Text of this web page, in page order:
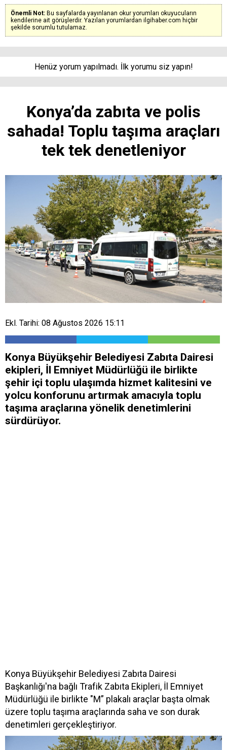
Önemli Not: Bu sayfalarda yayınlanan okur yorumları okuyucuların
kendilerine ait görüşlerdir. Yazılan yorumlardan ilgihaber.com hiçbir
şekilde sorumlu tutulamaz.
Henüz yorum yapılmadı. İlk yorumu siz yapın!
Konya’da zabıta ve polis
sahada! Toplu taşıma araçları
tek tek denetleniyor
Ekl. Tarihi: 08 Ağustos 2026 15:11
Konya Büyükşehir Belediyesi Zabıta Dairesi
ekipleri, İl Emniyet Müdürlüğü ile birlikte
şehir içi toplu ulaşımda hizmet kalitesini ve
yolcu konforunu artırmak amacıyla toplu
taşıma araçlarına yönelik denetimlerini
sürdürüyor.
Konya Büyükşehir Belediyesi Zabıta Dairesi
Başkanlığı'na bağlı Trafik Zabıta Ekipleri, İl Emniyet
Müdürlüğü ile birlikte "M” plakalı araçlar başta olmak
üzere toplu taşıma araçlarında saha ve son durak
denetimleri gerçekleştiriyor.